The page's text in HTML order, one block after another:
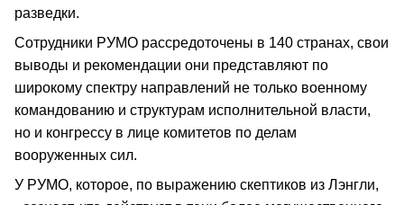
разведки.
Сотрудники РУМО рассредоточены в 140 странах, свои
выводы и рекомендации они представляют по
широкому спектру направлений не только военному
командованию и структурам исполнительной власти,
но и конгрессу в лице комитетов по делам
вооруженных сил.
У РУМО, которое, по выражению скептиков из Лэнгли,